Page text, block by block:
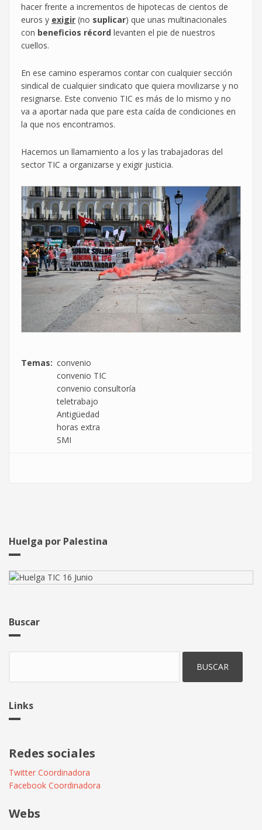
hacer frente a incrementos de hipotecas de cientos de
euros y exigir (no suplicar) que unas multinacionales
con beneficios récord levanten el pie de nuestros
cuellos.
En ese camino esperamos contar con cualquier sección
sindical de cualquier sindicato que quiera movilizarse y no
resignarse. Este convenio TIC es más de lo mismo y no
va a aportar nada que pare esta caída de condiciones en
la que nos encontramos.
Hacemos un llamamiento a los y las trabajadoras del
sector TIC a organizarse y exigir justicia.
Temas
convenio
convenio TIC
convenio consultoría
teletrabajo
Antigüedad
horas extra
SMI
Huelga por Palestina
Buscar
Links
Redes sociales
Twitter Coordinadora
Facebook Coordinadora
Webs